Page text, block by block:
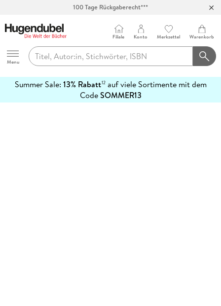
100 Tage Rückgaberecht***
Hugendubel
Menu
Filiale Konto Merkzettel Warenkorb
Summer Sale: 13% Rabatt12auf viele Sortimente mit dem
CodeSOMMER13
erfahren